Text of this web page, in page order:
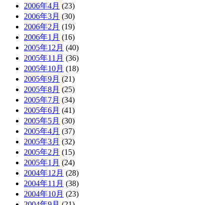
2006年4月 (23)
2006年3月 (30)
2006年2月 (19)
2006年1月 (16)
2005年12月 (40)
2005年11月 (36)
2005年10月 (18)
2005年9月 (21)
2005年8月 (25)
2005年7月 (34)
2005年6月 (41)
2005年5月 (30)
2005年4月 (37)
2005年3月 (32)
2005年2月 (15)
2005年1月 (24)
2004年12月 (28)
2004年11月 (38)
2004年10月 (23)